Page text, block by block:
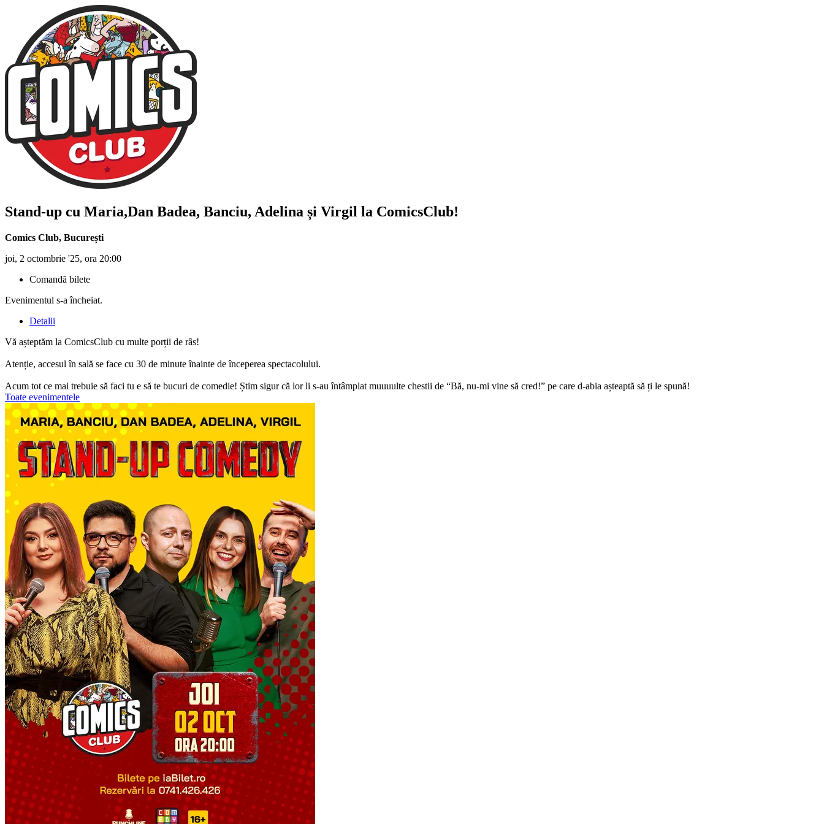
Stand-up cu Maria,Dan Badea, Banciu, Adelina și Virgil la ComicsClub!
Comics Club, București
joi, 2 octombrie '25, ora 20:00
Comandă bilete
Evenimentul s-a încheiat.
Detalii
Vă așteptăm la ComicsClub cu multe porții de râs!
Atenție, accesul în sală se face cu 30 de minute înainte de începerea spectacolului.
Acum tot ce mai trebuie să faci tu e să te bucuri de comedie! Știm sigur că lor li s-au întâmplat muuuulte chestii de “Bă, nu-mi vine să cred!” pe care d-abia așteaptă să ți le spună!
Toate evenimentele